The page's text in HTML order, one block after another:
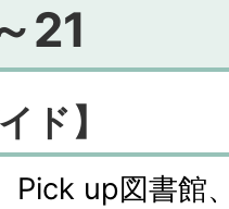
21
ド】
Pick up図書館